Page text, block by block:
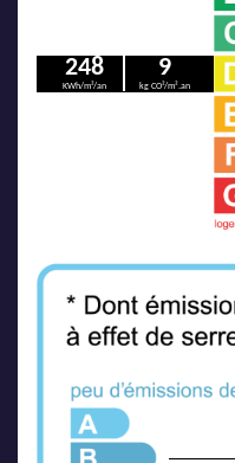
248
KWh/m²/an
9
kg CO²/m².an